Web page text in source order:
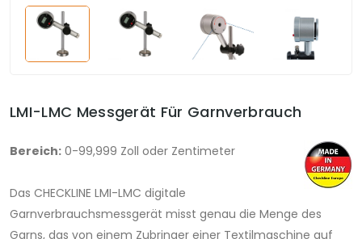
LMI-LMC Messgerät Für Garnverbrauch
Bereich: 0-99,999 Zoll oder Zentimeter
Das CHECKLINE LMI-LMC digitale
Garnverbrauchsmessgerät misst genau die Menge des
Garns, das von einem Zubringer einer Textilmaschine auf